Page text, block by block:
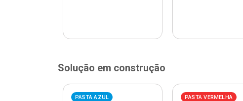
Solução em construção
PASTA AZUL PASTA VERMELHA